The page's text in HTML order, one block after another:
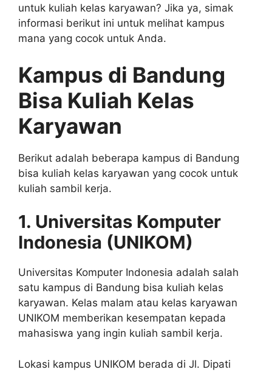
untuk kuliah kelas karyawan? Jika ya, simak
informasi berikut ini untuk melihat kampus
mana yang cocok untuk Anda.
Kampus di Bandung
Bisa Kuliah Kelas
Karyawan
Berikut adalah beberapa kampus di Bandung
bisa kuliah kelas karyawan yang cocok untuk
kuliah sambil kerja.
1. Universitas Komputer
Indonesia (UNIKOM)
Universitas Komputer Indonesia adalah salah
satu kampus di Bandung bisa kuliah kelas
karyawan. Kelas malam atau kelas karyawan
UNIKOM memberikan kesempatan kepada
mahasiswa yang ingin kuliah sambil kerja.
Lokasi kampus UNIKOM berada di Jl. Dipati